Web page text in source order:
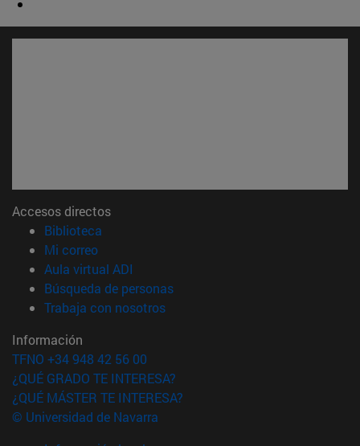
Accesos directos
Biblioteca
Mi correo(abre en nueva ventana)
Aula virtual ADI
Búsqueda de personas(abre en nueva ventana)
Trabaja con nosotros(abre en nueva ventana)
Información
TFNO +34 948 42 56 00
¿QUÉ GRADO TE INTERESA?
¿QUÉ MÁSTER TE INTERESA?
© Universidad de Navarra